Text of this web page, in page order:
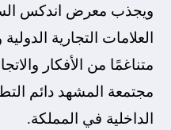
ويجذب معرض اندكس
العلامات التجارية
متناغمًا من الأفكار
مجتمعة المشهد دائم
الداخلية في المملكة.